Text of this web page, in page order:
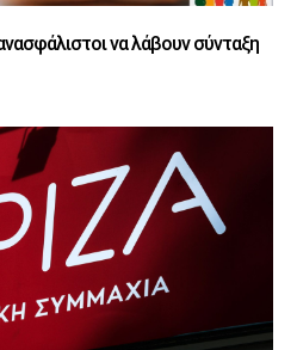
να λάβουν σύνταξη